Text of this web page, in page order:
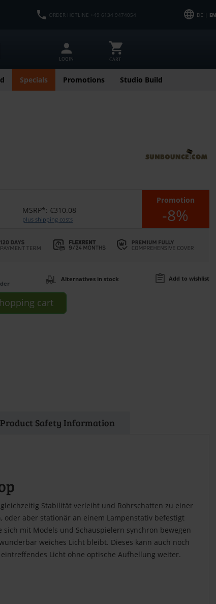
ORDER HOTLINE +49 6134 9474054 DE | EN
LOGIN CART
Specials Promotions Studio Build
MSRP*: €310.08
plus shipping costs
Promotion
-8%
Alternatives in stock Add to wishlist
cart
Safety Information
Stabilität verleiht und Rohrschatten zu einer
oder aber stationär an einem Lampenstativ befestigt
sich mit Models und Schauspielern synchron bewegen
weiches Licht bleibt. Dieses kann auch noch
Licht ohne optische Aufhellung weiter.